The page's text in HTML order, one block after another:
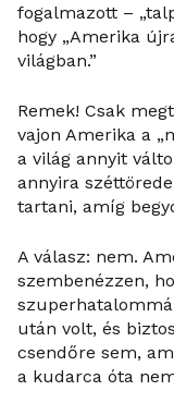
fogalmazott –
hogy „Amerika
világban.”
Remek! Csak
vajon Amerika a
a világ annyit
annyira
tartani, amíg
A válasz: nem.
szembenézzen,
után volt, és
csendőre sem,
a kudarca óta